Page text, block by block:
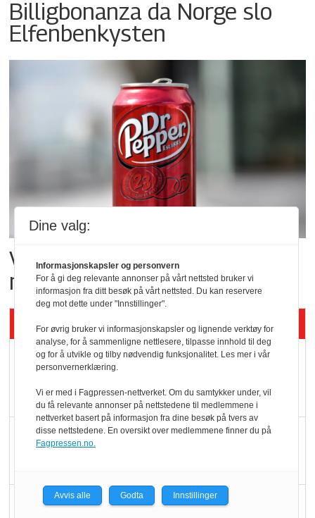
Billigbonanza da Norge slo
Elfenbenkysten
Vil vokse i brusmarkedet
med Dr Pepper
Siste artikler - KBS
Mat er viktigere enn
velger ladestopp
Ti bensinstasjoner
Potetball, kylling og 98
Dine valg:
Informasjonskapsler og personvern
For å gi deg relevante annonser på vårt nettsted bruker vi
informasjon fra ditt besøk på vårt nettsted. Du kan reservere
deg mot dette under "Innstillinger".
For øvrig bruker vi informasjonskapsler og lignende verktøy for
analyse, for å sammenligne nettlesere, tilpasse innhold til deg
og for å utvikle og tilby nødvendig funksjonalitet. Les mer i vår
personvernerklæring.
Vi er med i Fagpressen-nettverket. Om du samtykker under, vil
du få relevante annonser på nettstedene til medlemmene i
nettverket basert på informasjon fra dine besøk på tvers av
disse nettstedene. En oversikt over medlemmene finner du på
Fagpressen.no.
Avvis alle Godta Innstillinger